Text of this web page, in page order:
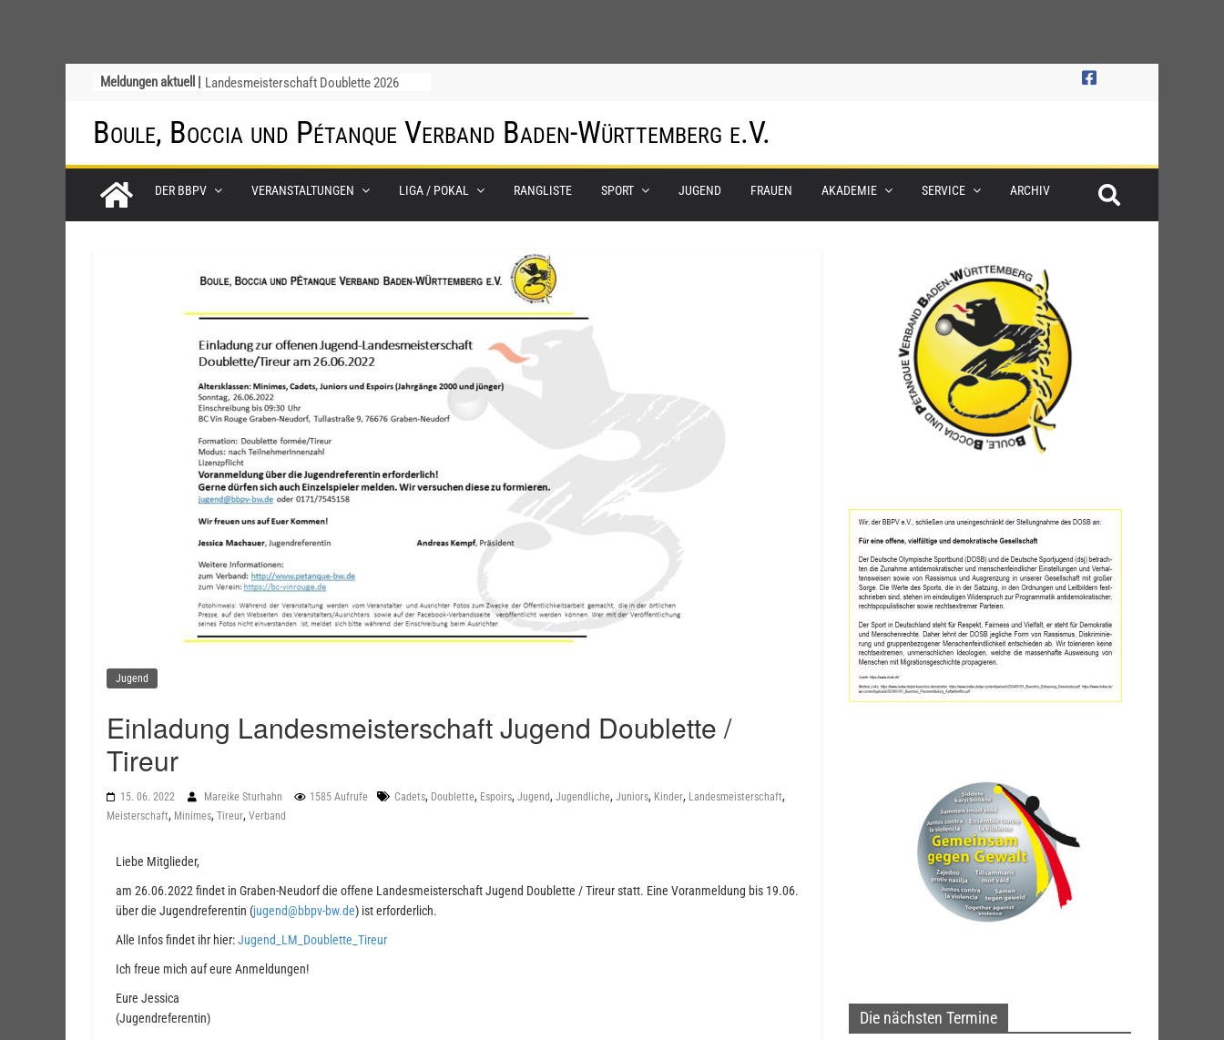
Meldungen aktuell |
Chinesische Austauschüler*innen im 10.
Jahr beim TSV Badenia Feudenheim
Deutsche Meisterschaft der Jugend am
12. / 13. September 2026 – die
Nominierungen
am 20.09.2026
Startliste DM-Qualifikation Doublette
Boule, Boccia und Pétanque Verband Baden-Württemberg e.V.
DER BBPV VERANSTALTUNGEN LIGA / POKAL RANGLISTE SPORT JUGEND FRAUEN AKADEMIE SERVICE ARCHIV
Jugend
Einladung Landesmeisterschaft Jugend Doublette /
Tireur
15. 06. 2022 Mareike Sturhahn 1585 Aufrufe Cadets, Doublette, Espoirs, Jugend, Jugendliche, Juniors, Kinder, Landesmeisterschaft,
Meisterschaft, Minimes, Tireur, Verband
Liebe Mitglieder,
am 26.06.2022 findet in Graben-Neudorf die offene Landesmeisterschaft Jugend Doublette / Tireur statt. Eine Voranmeldung bis 19.06.
über die Jugendreferentin (jugend@bbpv-bw.de) ist erforderlich.
Alle Infos findet ihr hier:Jugend_LM_Doublette_Tireur
Ich freue mich auf eure Anmeldungen!
Eure Jessica
(Jugendreferentin)
Die nächsten Termine